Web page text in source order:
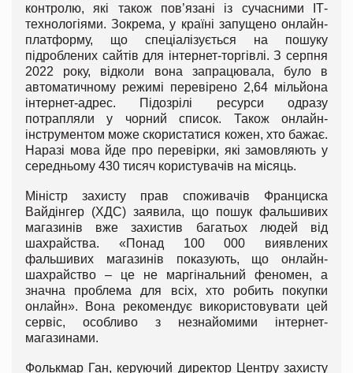
контролю, які також пов’язані із сучасними ІТ-
технологіями. Зокрема, у країні запущено онлайн-
платформу, що спеціалізується на пошуку
підроблених сайтів для інтернет-торгівлі. З серпня
2022 року, відколи вона запрацювала, було в
автоматичному режимі перевірено 2,64 мільйона
інтернет-адрес. Підозрілі ресурси одразу
потрапляли у чорний список. Також онлайн-
інструментом може скористатися кожен, хто бажає.
Наразі мова йде про перевірки, які замовляють у
середньому 430 тисяч користувачів на місяць.
Міністр захисту прав споживачів Франциска
Вайдінгер (ХДС) заявила, що пошук фальшивих
магазинів вже захистив багатьох людей від
шахрайства. «Понад 100 000 виявлених
фальшивих магазинів показують, що онлайн-
шахрайство – це не маргінальний феномен, а
значна проблема для всіх, хто робить покупки
онлайн». Вона рекомендує використовувати цей
сервіс, особливо з незнайомими інтернет-
магазинами.
Фолькмар Ган, керуючий директор Центру захисту